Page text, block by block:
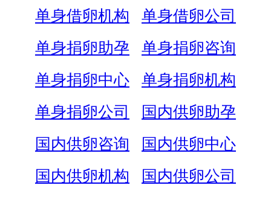
单身借卵机构
单身借卵公司
单身捐卵助孕
单身捐卵咨询
单身捐卵中心
单身捐卵机构
单身捐卵公司
国内供卵助孕
国内供卵咨询
国内供卵中心
国内供卵机构
国内供卵公司